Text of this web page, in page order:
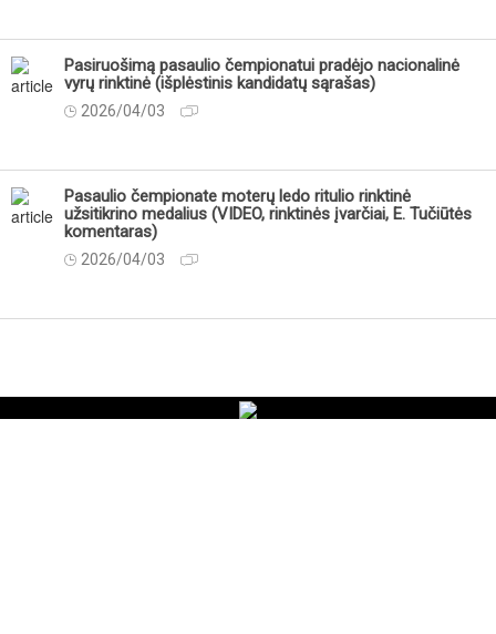
Pasiruošimą pasaulio čempionatui pradėjo nacionalinė
vyrų rinktinė (išplėstinis kandidatų sąrašas)
2026/04/03
Pasaulio čempionate moterų ledo ritulio rinktinė
užsitikrino medalius (VIDEO, rinktinės įvarčiai, E. Tučiūtės
komentaras)
2026/04/03